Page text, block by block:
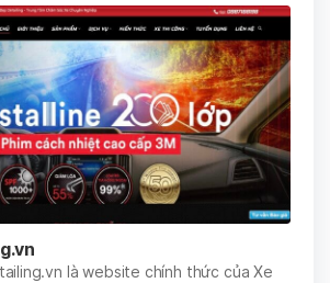
là website chính thức của Xe